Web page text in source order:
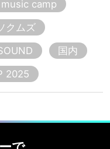
camp
クムズ
国内
2025